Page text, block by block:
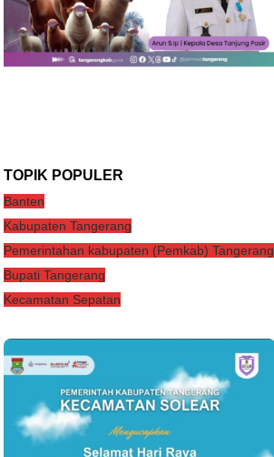
TOPIK POPULER
Banten
Kabupaten Tangerang
Pemerintahan kabupaten (Pemkab) Tangerang
Bupati Tangerang
Kecamatan Sepatan